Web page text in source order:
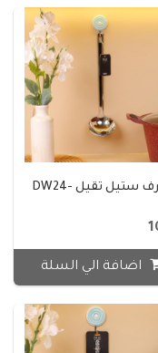
مغارف ستيل ثقيل DW24-
اضافة الي السلة